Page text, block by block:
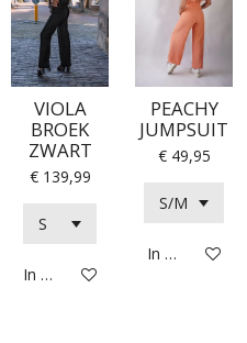
VIOLA
BROEK
ZWART
€ 139,99
In winkelwagen
PEACHY
JUMPSUIT
€ 49,95
In winkelwagen